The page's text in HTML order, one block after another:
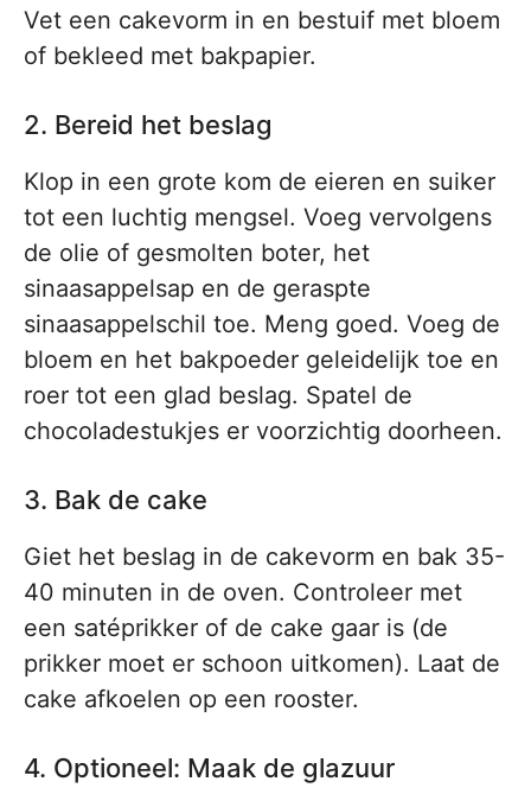
Vet een cakevorm in en bestuif met bloem
of bekleed met bakpapier.
2. Bereid het beslag
Klop in een grote kom de eieren en suiker
tot een luchtig mengsel. Voeg vervolgens
de olie of gesmolten boter, het
sinaasappelsap en de geraspte
sinaasappelschil toe. Meng goed. Voeg de
bloem en het bakpoeder geleidelijk toe en
roer tot een glad beslag. Spatel de
chocoladestukjes er voorzichtig doorheen.
3. Bak de cake
Giet het beslag in de cakevorm en bak 35-
40 minuten in de oven. Controleer met
een satéprikker of de cake gaar is (de
prikker moet er schoon uitkomen). Laat de
cake afkoelen op een rooster.
4. Optioneel: Maak de glazuur